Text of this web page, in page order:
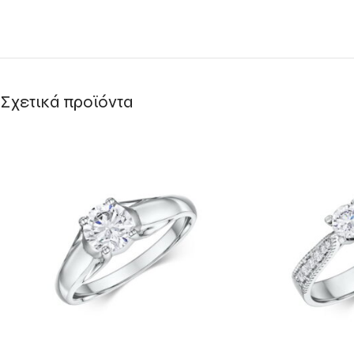
Σχετικά προϊόντα